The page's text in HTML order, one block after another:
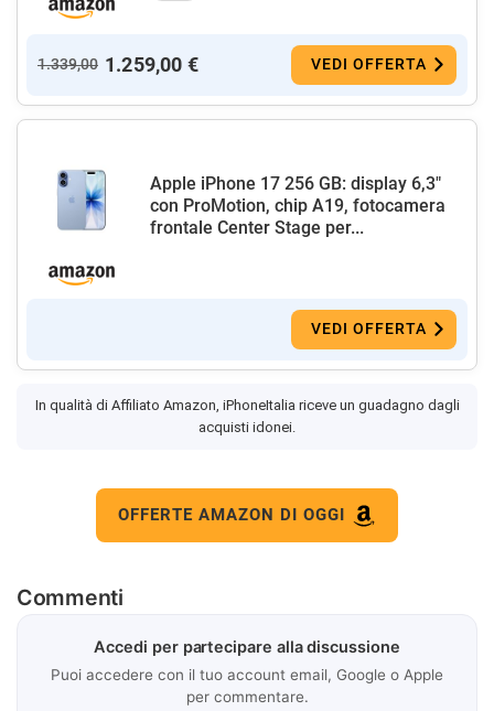
1.339,00 1.259,00 € VEDI OFFERTA
Apple iPhone 17 256 GB: display 6,3"
con ProMotion, chip A19, fotocamera
frontale Center Stage per...
VEDI OFFERTA
In qualità di Affiliato Amazon, iPhoneItalia riceve un guadagno dagli
acquisti idonei.
OFFERTE AMAZON DI OGGI
Commenti
Accedi per partecipare alla discussione
Puoi accedere con il tuo account email, Google o Apple
per commentare.